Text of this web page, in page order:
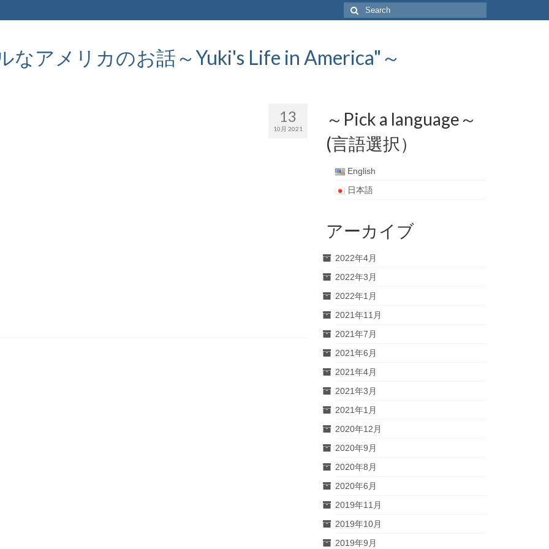
Search
for:
なアメリカのお話～Yuki's Life in America"～
13
10月 2021
～Pick a language～
(言語選択）
English
日本語
アーカイブ
2022年4月
2022年3月
2022年1月
2021年11月
2021年7月
2021年6月
2021年4月
2021年3月
2021年1月
2020年12月
2020年9月
2020年8月
2020年6月
2019年11月
2019年10月
2019年9月